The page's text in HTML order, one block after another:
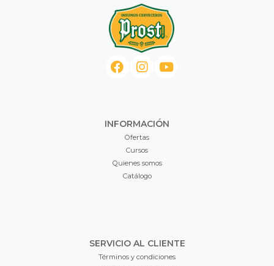
INFORMACIÓN
Ofertas
Cursos
Quienes somos
Catálogo
SERVICIO AL CLIENTE
Términos y condiciones